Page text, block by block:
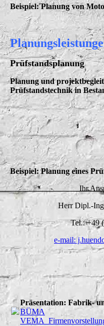
Beispiel: Planung von
Prüfstandsplanung
Planung und
Prüfstandstechnik in
Beispiel: Planung eines
Ihr
Herr Dipl.-
Tel.: +49
e-mail:
Präsentation: Fabrik-
BÜMA